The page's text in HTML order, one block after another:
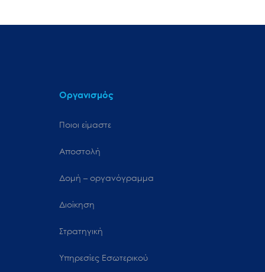
Οργανισμός
Ποιοι είμαστε
Αποστολή
Δομή – οργανόγραμμα
Διοίκηση
Στρατηγική
Υπηρεσίες Εσωτερικού